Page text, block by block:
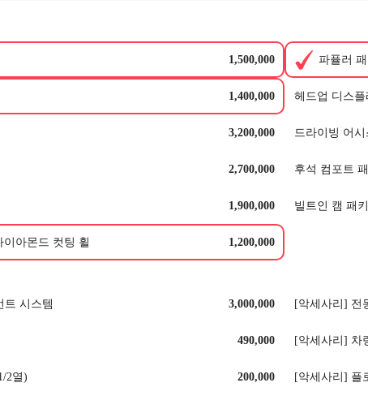
1,500,000 파퓰러 패
1,400,000 헤드업 디스플
3,200,000 드라이빙 어
2,700,000 후석 컴포트
1,900,000 빌트인 캠 패키
이아몬드 컷팅 휠 1,200,000
트 시스템 3,000,000 [악세사리] 전
490,000 [악세사리] 차
2열) 200,000 [악세사리] 플